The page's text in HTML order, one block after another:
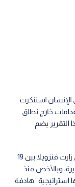
الإنسان استنكرت
خارج نطاق
التقرير يضم
واعتبرت المفوضة الأممية ميشيل باشليه التي زارت فنزويلا بين 19
وبالأخص منذ
استراتيجية "هادفة